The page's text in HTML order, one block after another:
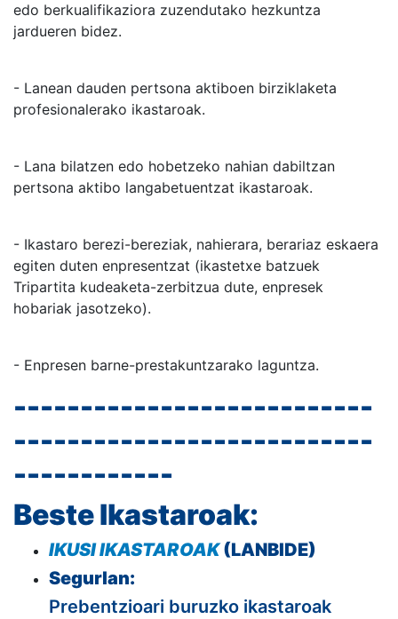
edo berkualifikaziora zuzendutako hezkuntza
jardueren bidez.
- Lanean dauden pertsona aktiboen birziklaketa
profesionalerako ikastaroak.
- Lana bilatzen edo hobetzeko nahian dabiltzan
pertsona aktibo langabetuentzat ikastaroak.
- Ikastaro berezi-bereziak, nahierara, berariaz eskaera
egiten duten enpresentzat (ikastetxe batzuek
Tripartita kudeaketa-zerbitzua dute, enpresek
hobariak jasotzeko).
- Enpresen barne-prestakuntzarako laguntza.
---------------------------
---------------------------
------------
Beste Ikastaroak:
IKUSIIKASTAROAK(LANBIDE)
Segurlan:
Prebentzioari buruzko ikastaroak